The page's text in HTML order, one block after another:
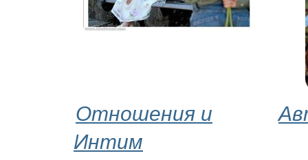
Отношения и
Интим